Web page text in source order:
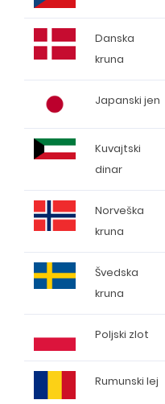
Danska
kruna
Japanski jen
Kuvajtski
dinar
Norveška
kruna
Švedska
kruna
Poljski zlot
Rumunski lej